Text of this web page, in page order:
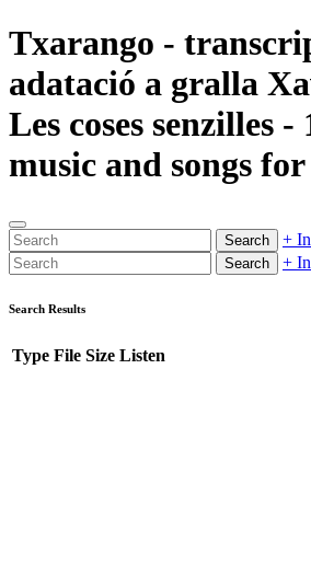
Txarango -
adatació a gralla
Les coses senzilles -
music and songs
Search +
Search +
Search Results
Type File Size Listen